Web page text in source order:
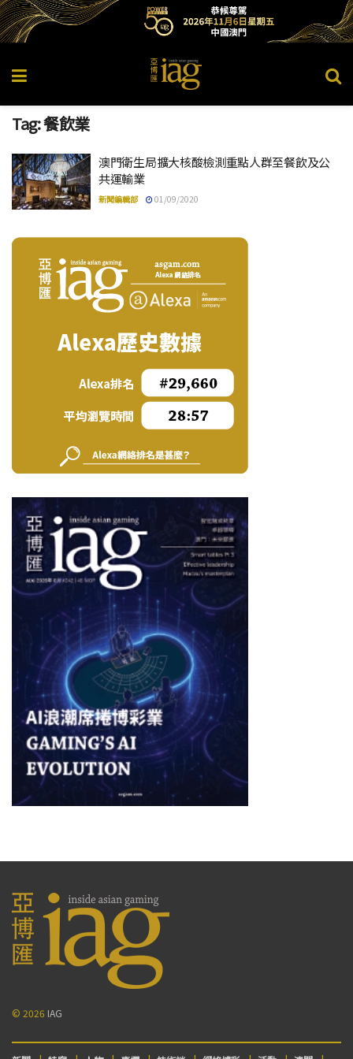
Tag:餐飲業
澳門衛生局擴大核酸檢測重點人群至餐飲及公
共運輸業
新聞編輯部 01/09/2020
© 2026 IAG